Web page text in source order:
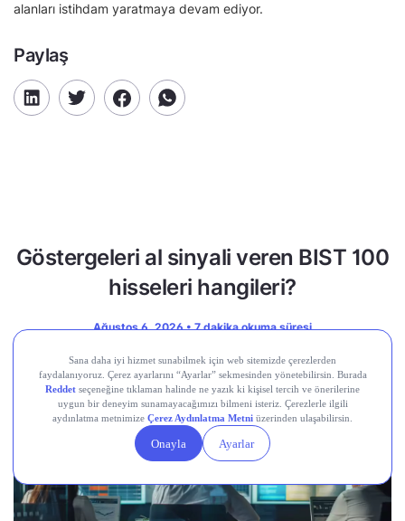
alanları istihdam yaratmaya devam ediyor.
Paylaş
Göstergeleri al sinyali veren BIST 100
hisseleri hangileri?
Ağustos 6, 2026 • 7 dakika okuma süresi